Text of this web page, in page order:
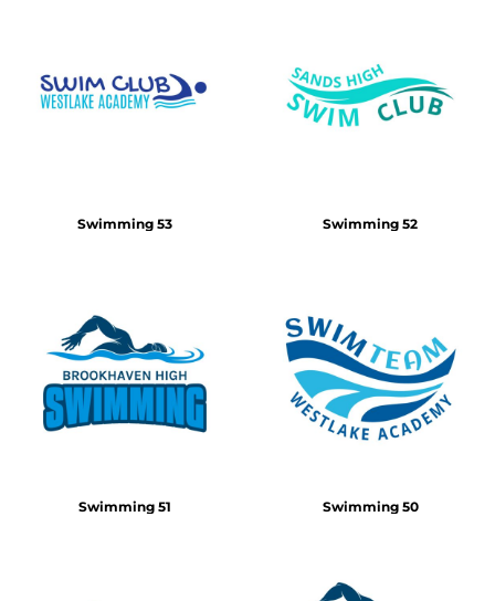
Swimming 53 Swimming 52
Swimming 51 Swimming 50